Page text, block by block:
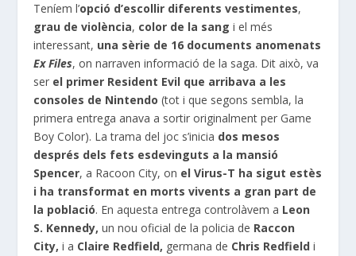
Teníem l’opció d’escollir diferents vestimentes,
grau de violència, color de la sang i el més
interessant, una sèrie de 16 documents anomenats
Ex Files, on narraven informació de la saga. Dit això, va
ser el primer Resident Evil que arribava a les
consoles de Nintendo (tot i que segons sembla, la
primera entrega anava a sortir originalment per Game
Boy Color). La trama del joc s’inicia dos mesos
després dels fets esdevinguts a la mansió
Spencer, a Racoon City, on el Virus-T ha sigut estès
i ha transformat en morts vivents a gran part de
la població. En aquesta entrega controlàvem a Leon
S. Kennedy, un nou oficial de la policia de Raccon
City,i a Claire Redfield, germana de Chris Redfield i